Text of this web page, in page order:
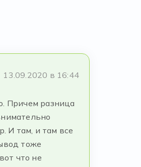
13.09.2020 в 16:44
Причем разница
И там, и там все
тоже
что не